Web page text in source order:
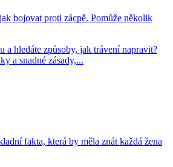
bojovat proti zácpě. Pomůže několik
a hledáte způsoby, jak trávení napravit?
a snadné zásady,...
fakta, která by měla znát každá žena